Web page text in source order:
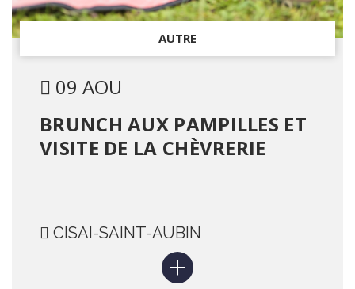
AUTRE
09 AOU
BRUNCH AUX PAMPILLES ET
VISITE DE LA CHÈVRERIE
CISAI-SAINT-AUBIN